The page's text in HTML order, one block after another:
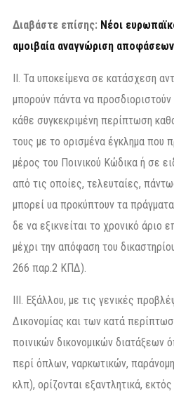
Διαβάστε επίσης: Νέοι
αμοιβαία αναγνώριση
ΙΙ. Τα υποκείμενα σε κατάσχεση
μπορούν πάντα να
κάθε συγκεκριμένη περίπτωση
τους με το ορισμένα έγκλημα που
μέρος του Ποινικού Κώδικα ή σε
από τις οποίες, τελευταίες,
μπορεί υα προκύπτουν τα
δε να εξικνείται το χρονικό άριο
μέχρι την απόφαση του
266 παρ.2 ΚΠΔ).
ΙΙΙ. Εξάλλου, με τις γενικές
Δικονομίας και των κατά
ποινικών δικονομικών διατάξεων
περί όπλων, ναρκωτικών,
κλπ), ορίζονται εξαντλητικά,